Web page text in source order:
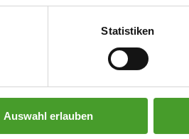
Statistiken
Auswahl erlauben